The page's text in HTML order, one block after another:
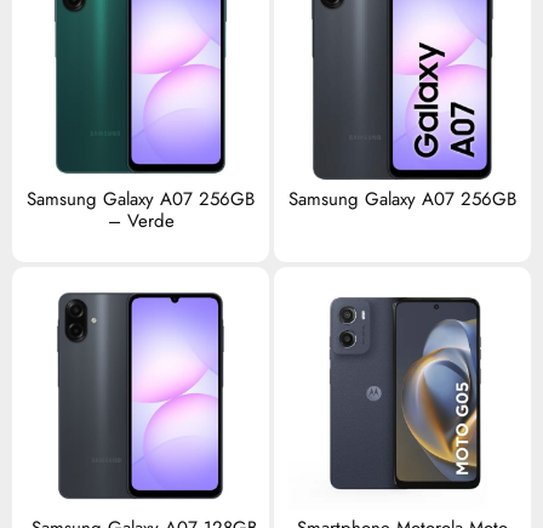
Samsung Galaxy A07 256GB
– Verde
Samsung Galaxy A07 256GB